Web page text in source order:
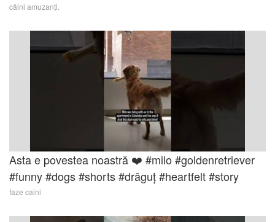
câini amuzanți.
Asta e povestea noastră ❤️ #milo #goldenretriever
#funny #dogs #shorts #drăguț #heartfelt #story
faze caini